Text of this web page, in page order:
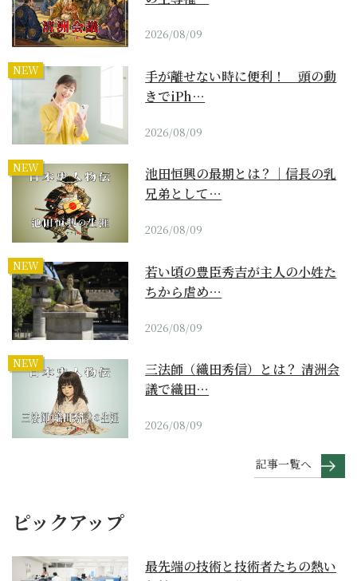
2026/08/09
NEW
手が離せない時に便利！ 頭の動
きでiPh…
2026/08/09
NEW
池田恒興の最期とは？｜信長の乳
兄弟として…
2026/08/09
NEW
若い頃の豊臣秀吉が主人の小姓た
ちから虐め…
2026/08/09
NEW
三法師（織田秀信）とは？ 清洲会
議で織田…
2026/08/09
記事一覧へ
ピックアップ
最先端の技術と技術者たちの熱い